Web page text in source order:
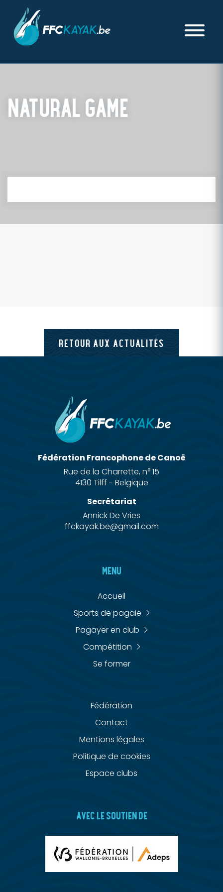
NATURAL GAME
RETOUR AUX ACTUALITÉS
Fédération Francophone de Canoë
Rue de la Charrette, n° 15
4130 Tilff - Belgique
Secrétariat
Annick De Vries
ffckayak.be@gmail.com
MENU
Accueil
Sports de pagaie
Pagayer en club
Compétition
Se former
Fédération
Contact
Mentions légales
Politique de cookies
Espace clubs
AVEC LE SOUTIEN DE